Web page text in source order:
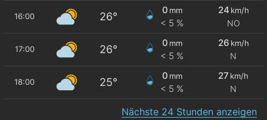
16:00 26°
0 mm
< 5 %
24 km/h
NO
17:00 26°
0 mm
< 5 %
26 km/h
N
18:00 25°
0 mm
< 5 %
27 km/h
N
Nächste 24 Stunden anzeigen